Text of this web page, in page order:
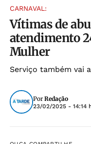
CARNAVAL:
Vítimas de
atendimento
Mulher
Serviço também vai
Por Redação
23/02/2025 - 14:14